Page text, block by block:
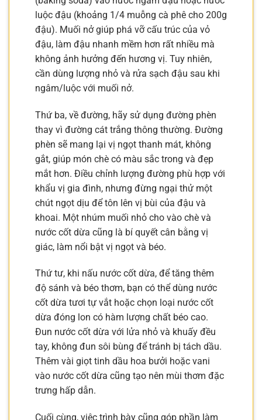
luộc đậu (khoảng 1/4 muỗng cà phê cho 200g
đậu). Muối nở giúp phá vỡ cấu trúc của vỏ
đậu, làm đậu nhanh mềm hơn rất nhiều mà
không ảnh hưởng đến hương vị. Tuy nhiên,
cần dùng lượng nhỏ và rửa sạch đậu sau khi
ngâm/luộc với muối nở.
Thứ ba, về đường, hãy sử dụng đường phèn
thay vì đường cát trắng thông thường. Đường
phèn sẽ mang lại vị ngọt thanh mát, không
gắt, giúp món chè có màu sắc trong và đẹp
mắt hơn. Điều chỉnh lượng đường phù hợp với
khẩu vị gia đình, nhưng đừng ngại thử một
chút ngọt dịu để tôn lên vị bùi của đậu và
khoai. Một nhúm muối nhỏ cho vào chè và
nước cốt dừa cũng là bí quyết cân bằng vị
giác, làm nổi bật vị ngọt và béo.
Thứ tư, khi nấu nước cốt dừa, để tăng thêm
độ sánh và béo thơm, bạn có thể dùng nước
cốt dừa tươi tự vắt hoặc chọn loại nước cốt
dừa đóng lon có hàm lượng chất béo cao.
Đun nước cốt dừa với lửa nhỏ và khuấy đều
tay, không đun sôi bùng để tránh bị tách dầu.
Thêm vài giọt tinh dầu hoa bưởi hoặc vani
vào nước cốt dừa cũng tạo nên mùi thơm đặc
trưng hấp dẫn.
Cuối cùng, việc trình bày cũng góp phần làm